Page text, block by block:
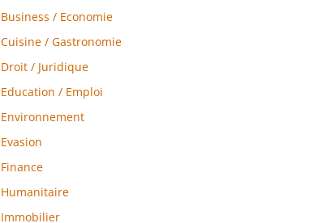
Business / Economie
Cuisine / Gastronomie
Droit / Juridique
Education / Emploi
Environnement
Evasion
Finance
Humanitaire
Immobilier